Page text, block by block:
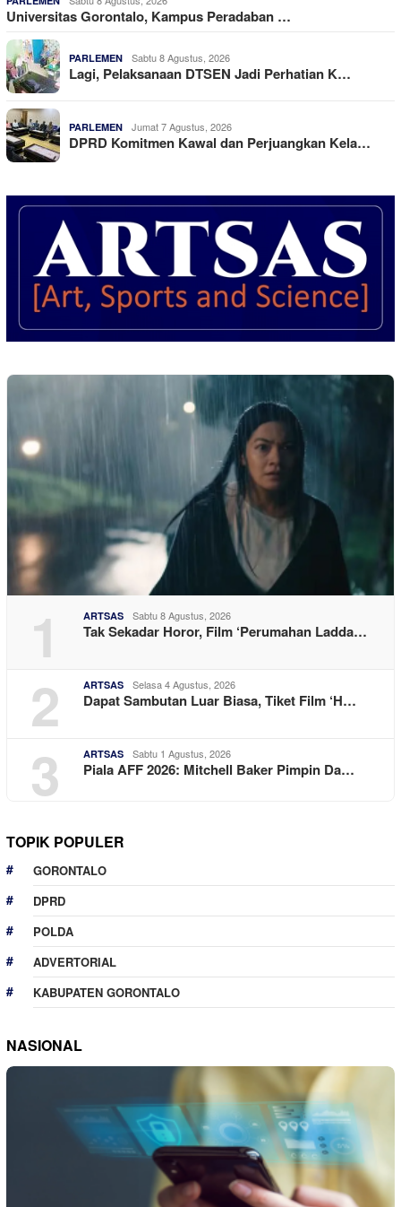
Universitas Gorontalo, Kampus Peradaban …
PARLEMEN Sabtu 8 Agustus, 2026
Lagi, Pelaksanaan DTSEN Jadi Perhatian K…
PARLEMEN Jumat 7 Agustus, 2026
DPRD Komitmen Kawal dan Perjuangkan Kela…
1 ARTSAS Sabtu 8 Agustus, 2026
Tak Sekadar Horor, Film ‘Perumahan Ladda…
2 ARTSAS Selasa 4 Agustus, 2026
Dapat Sambutan Luar Biasa, Tiket Film ‘H…
3 ARTSAS Sabtu 1 Agustus, 2026
Piala AFF 2026: Mitchell Baker Pimpin Da…
TOPIK POPULER
GORONTALO
DPRD
POLDA
ADVERTORIAL
KABUPATEN GORONTALO
NASIONAL